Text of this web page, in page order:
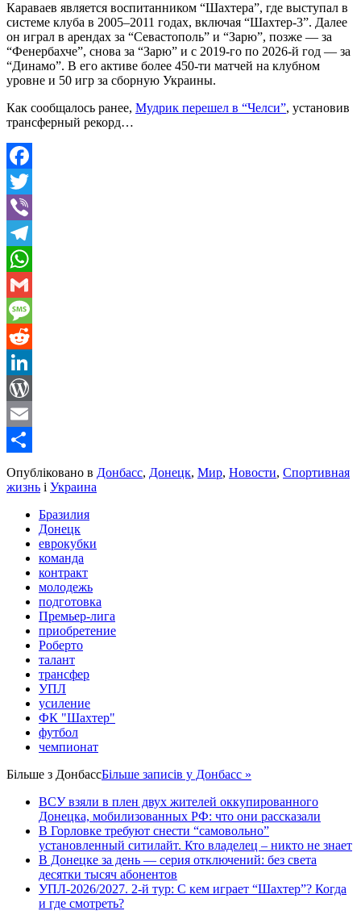
Караваев является воспитанником “Шахтера”, где выступал в
системе клуба в 2005–2011 годах, включая “Шахтер-3”. Далее
он играл в арендах за “Севастополь” и “Зарю”, позже — за
“Фенербахче”, снова за “Зарю” и с 2019-го по 2026-й год — за
“Динамо”. В его активе более 450-ти матчей на клубном
уровне и 50 игр за сборную Украины.
Как сообщалось ранее, Мудрик перешел в “Челси”, установив
трансферный рекорд…
Facebook
Twitter
Viber
Telegram
WhatsApp
Gmail
Message
Reddit
LinkedIn
WordPress
Email
Share
Опубліковано в Донбасс, Донецк, Мир, Новости, Спортивная
жизнь і Украина
Бразилия
Донецк
еврокубки
команда
контракт
молодежь
подготовка
Премьер-лига
приобретение
Роберто
талант
трансфер
УПЛ
усиление
ФК "Шахтер"
футбол
чемпионат
Більше з ДонбассБільше записів у Донбасс »
ВСУ взяли в плен двух жителей оккупированного
Донецка, мобилизованных РФ: что они рассказали
В Горловке требуют снести “самовольно”
установленный ситилайт. Кто владелец – никто не знает
В Донецке за день — серия отключений: без света
десятки тысяч абонентов
УПЛ-2026/2027. 2-й тур: С кем играет “Шахтер”? Когда
и где смотреть?